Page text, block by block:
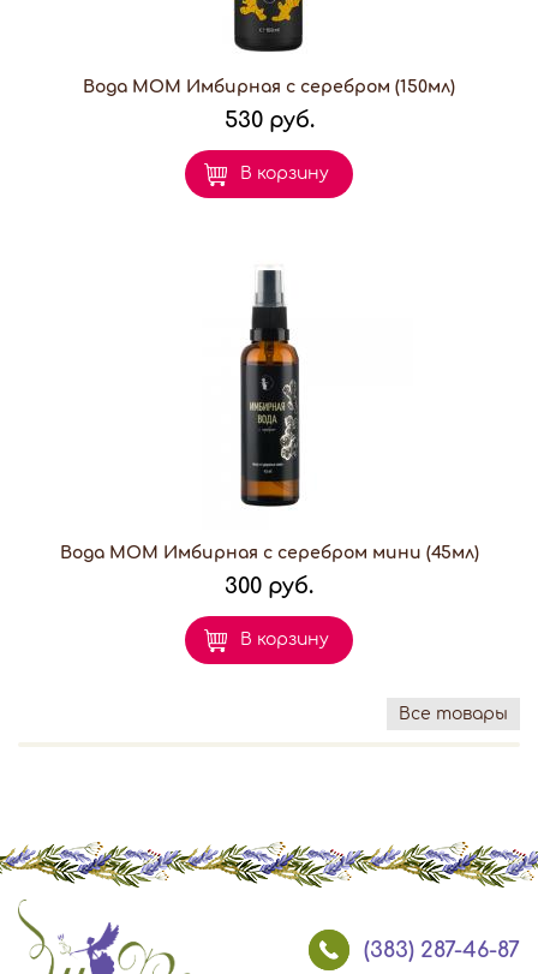
Вода МОМ Имбирная с серебром (150мл)
530 руб.
В корзину
Вода МОМ Имбирная с серебром мини (45мл)
300 руб.
В корзину
Все товары
(383) 287-46-87